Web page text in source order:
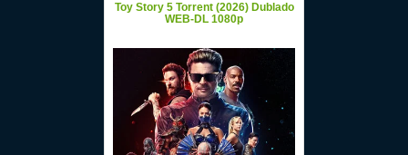
Toy Story 5 Torrent (2026) Dublado
WEB-DL 1080p